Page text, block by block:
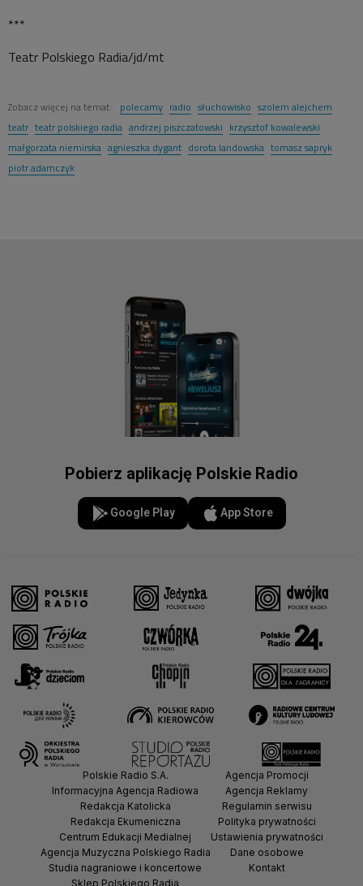
***
Teatr Polskiego Radia/jd/mt
Zobacz więcej na temat: polecamy radio słuchowisko szolem alejchem
teatr teatr polskiego radia andrzej piszczatowski krzysztof kowalewski
małgorzata niemirska agnieszka dygant dorota landowska tomasz sapryk
piotr adamczyk
Pobierz aplikację Polskie Radio
Google Play App Store
Polskie Radio S.A.
Informacyjna Agencja Radiowa
Redakcja Katolicka
Redakcja Ekumeniczna
Centrum Edukacji Medialnej
Agencja Muzyczna Polskiego Radia
Studia nagraniowe i koncertowe
Sklep Polskiego Radia
Agencja Promocji
Agencja Reklamy
Regulamin serwisu
Polityka prywatności
Ustawienia prywatności
Dane osobowe
Kontakt